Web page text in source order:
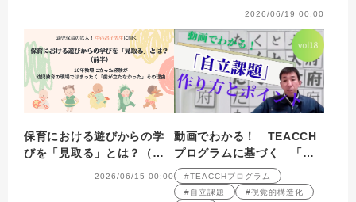
2026/06/19 00:00
保育における遊びからの学
びを「見取る」とは？（前
2026/06/15 00:00
動画でわかる！ TEACCH
プログラムに基づく 「自
立課題」の作り方と実践の
ポイント 第18回
#TEACCHプログラム
#自立課題
#視覚的構造化